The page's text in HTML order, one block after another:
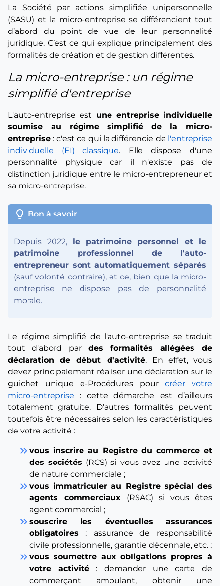
La Société par actions simplifiée unipersonnelle
(SASU) et la micro-entreprise se différencient tout
d’abord du point de vue de leur personnalité
juridique. C’est ce qui explique principalement des
formalités de création et de gestion différentes.
La micro-entreprise : un régime
simplifié d'entreprise
L'auto-entreprise est une entreprise individuelle
soumise au régime simplifié de la micro-
entreprise : c'est ce qui la différencie de l'entreprise
individuelle (EI) classique. Elle dispose d'une
personnalité physique car il n'existe pas de
distinction juridique entre le micro-entrepreneur et
sa micro-entreprise.
lightbulb Bon à savoir
Depuis 2022, le patrimoine personnel et le
patrimoine professionnel de l'auto-
entrepreneur sont automatiquement séparés
(sauf volonté contraire), et ce, bien que la micro-
entreprise ne dispose pas de personnalité
morale.
Le régime simplifié de l'auto-entreprise se traduit
tout d'abord par des formalités allégées de
déclaration de début d'activité. En effet, vous
devez principalement réaliser une déclaration sur le
guichet unique e-Procédures pour
créer votre
micro-entreprise : cette démarche est d’ailleurs
totalement gratuite. D’autres formalités peuvent
toutefois être nécessaires selon les caractéristiques
de votre activité :
keyboard_double_arrow_right vous inscrire au Registre du commerce et
des sociétés (RCS) si vous avez une activité
de nature commerciale ;
keyboard_double_arrow_right vous immatriculer au Registre spécial des
agents commerciaux (RSAC) si vous êtes
agent commercial ;
keyboard_double_arrow_right souscrire les éventuelles assurances
obligatoires : assurance de responsabilité
civile professionnelle, garantie décennale, etc. ;
keyboard_double_arrow_right vous soumettre aux obligations propres à
votre activité: demander une carte de
commerçant ambulant, obtenir une